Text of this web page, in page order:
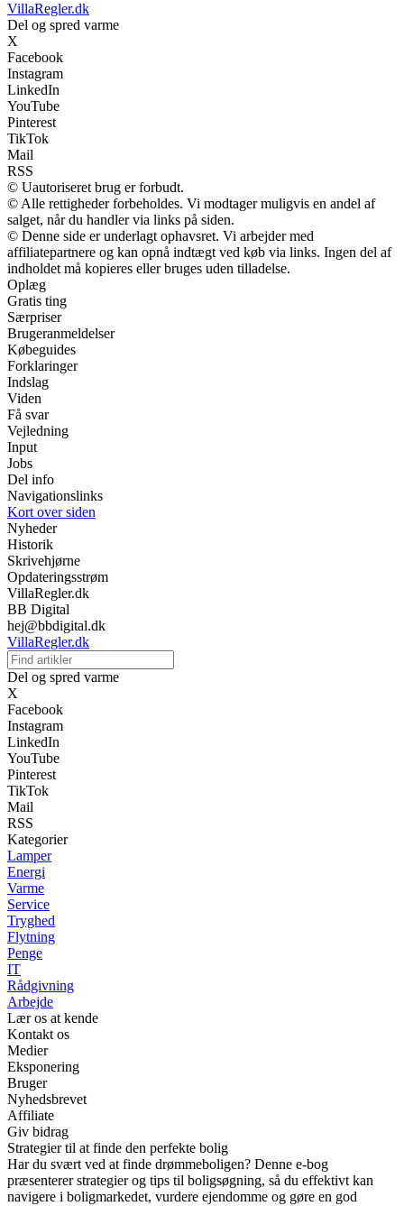
VillaRegler.dk
Del og spred varme
X
Facebook
Instagram
LinkedIn
YouTube
Pinterest
TikTok
Mail
RSS
© Uautoriseret brug er forbudt.
© Alle rettigheder forbeholdes. Vi modtager muligvis en andel af
salget, når du handler via links på siden.
© Denne side er underlagt ophavsret. Vi arbejder med
affiliatepartnere og kan opnå indtægt ved køb via links. Ingen del af
indholdet må kopieres eller bruges uden tilladelse.
Oplæg
Gratis ting
Særpriser
Brugeranmeldelser
Købeguides
Forklaringer
Indslag
Viden
Få svar
Vejledning
Input
Jobs
Del info
Navigationslinks
Kort over siden
Nyheder
Historik
Skrivehjørne
Opdateringsstrøm
VillaRegler.dk
BB Digital
hej@bbdigital.dk
VillaRegler.dk
Del og spred varme
X
Facebook
Instagram
LinkedIn
YouTube
Pinterest
TikTok
Mail
RSS
Kategorier
Lamper
Energi
Varme
Service
Tryghed
Flytning
Penge
IT
Rådgivning
Arbejde
Lær os at kende
Kontakt os
Medier
Eksponering
Bruger
Nyhedsbrevet
Affiliate
Giv bidrag
Strategier til at finde den perfekte bolig
Har du svært ved at finde drømmeboligen? Denne e-bog
præsenterer strategier og tips til boligsøgning, så du effektivt kan
navigere i boligmarkedet, vurdere ejendomme og gøre en god